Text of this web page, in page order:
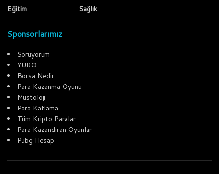
Eğitim
Sağlık
Sponsorlarımız
Soruyorum
YURO
Borsa Nedir
Para Kazanma Oyunu
Mustoloji
Para Katlama
Tüm Kripto Paralar
Para Kazandıran Oyunlar
Pubg Hesap